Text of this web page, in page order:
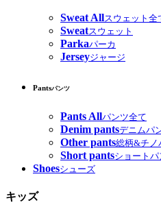
Sweat Allスウェット全
Sweatスウェット
Parkaパーカ
Jerseyジャージ
Pantsパンツ
Pants Allパンツ全て
Denim pantsデニムパ
Other pants総柄&チノ
Short pantsショートパ
Shoesシューズ
キッズ